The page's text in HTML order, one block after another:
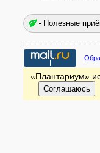
Полезные
«Плантариум»
Соглашаюсь